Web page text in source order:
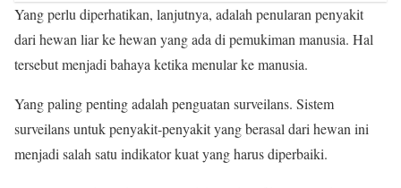
Yang perlu diperhatikan, lanjutnya, adalah penularan penyakit
dari hewan liar ke hewan yang ada di pemukiman manusia. Hal
tersebut menjadi bahaya ketika menular ke manusia.
Yang paling penting adalah penguatan surveilans. Sistem
surveilans untuk penyakit-penyakit yang berasal dari hewan ini
menjadi salah satu indikator kuat yang harus diperbaiki.